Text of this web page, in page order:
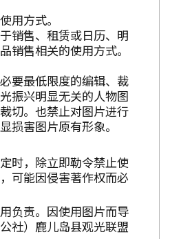
用方式。
销售、租赁或日历、明
销售相关的使用方式。
要最低限度的编辑、裁
振兴明显无关的人物图
切。也禁止对图片进行
损害图片原有形象。
时，除立即勒令禁止使
可能因侵害著作权而必
负责。因使用图片而导
社）鹿儿岛县观光联盟